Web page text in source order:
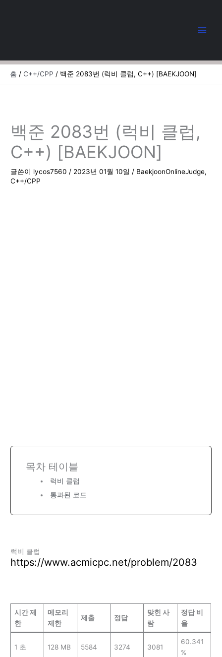
너
홈 C++/CPP 백준 2083번 (럭비 클럽, C++) [BAEKJOON]
백준 2083번 (럭비 클럽,
C++) [BAEKJOON]
글쓴이 lycos7560/ 2023년 01월 10일/ BaekjoonOnlineJudge,
C++/CPP
목차 테이블
럭비 클럽
통과된 코드
럭비 클럽
https://www.acmicpc.net/problem/2083
시간 제
한
메모리
제한
제출 정답
맞힌 사
람
정답 비
율
1 초 128 MB 5584 3274 3081
60.341
%